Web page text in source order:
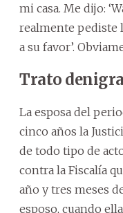
mi casa. Me dijo:
realmente pediste
a su favor’.
Trato
La esposa del
cinco años la
de todo tipo de
contra la Fiscalía
año y tres meses
esposo, cuando